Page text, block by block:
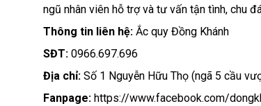
ngũ nhân viên hỗ trợ và tư vấn tận tình, chu
Thông tin liên hệ: Ắc quy Đồng Khánh
SĐT: 0966.697.696
Địa chỉ: Số 1 Nguyễn Hữu Thọ (ngã 5 cầu
Fanpage: https://www.facebook.com/